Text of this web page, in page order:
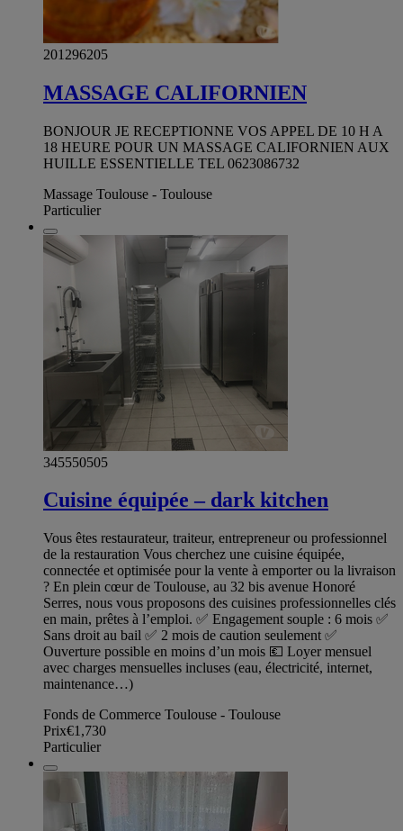
201296205
MASSAGE CALIFORNIEN
BONJOUR JE RECEPTIONNE VOS APPEL DE 10 H A
18 HEURE POUR UN MASSAGE CALIFORNIEN AUX
HUILLE ESSENTIELLE TEL 0623086732
Massage Toulouse - Toulouse
Particulier
345550505
Cuisine équipée – dark kitchen
Vous êtes restaurateur, traiteur, entrepreneur ou professionnel
de la restauration Vous cherchez une cuisine équipée,
connectée et optimisée pour la vente à emporter ou la livraison
? En plein cœur de Toulouse, au 32 bis avenue Honoré
Serres, nous vous proposons des cuisines professionnelles clés
en main, prêtes à l’emploi. ✅ Engagement souple : 6 mois ✅
Sans droit au bail ✅ 2 mois de caution seulement ✅
Ouverture possible en moins d’un mois 💶 Loyer mensuel
avec charges mensuelles incluses (eau, électricité, internet,
maintenance…)
Fonds de Commerce Toulouse - Toulouse
Prix€1,730
Particulier